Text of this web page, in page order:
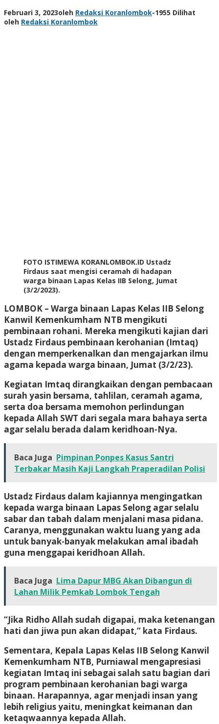
Februari 3, 2023oleh Redaksi Koranlombok-1955 Dilihat
oleh Redaksi Koranlombok
FOTO ISTIMEWA KORANLOMBOK.ID Ustadz
Firdaus saat mengisi ceramah di hadapan
warga binaan Lapas Kelas IIB Selong, Jumat
(3/2/2023).
LOMBOK – Warga binaan Lapas Kelas IIB Selong
Kanwil Kemenkumham NTB mengikuti
pembinaan rohani. Mereka mengikuti kajian dari
Ustadz Firdaus pembinaan kerohanian (Imtaq)
dengan memperkenalkan dan mengajarkan ilmu
agama kepada warga binaan, Jumat (3/2/23).
Kegiatan Imtaq dirangkaikan dengan pembacaan
surah yasin bersama, tahlilan, ceramah agama,
serta doa bersama memohon perlindungan
kepada Allah SWT dari segala mara bahaya serta
agar selalu berada dalam keridhoan-Nya.
Baca Juga Pimpinan Ponpes Kasus Santri
Terbakar Masih Kaji Langkah Praperadilan Polisi
Ustadz Firdaus dalam kajiannya mengingatkan
kepada warga binaan Lapas Selong agar selalu
sabar dan tabah dalam menjalani masa pidana.
Caranya, menggunakan waktu luang yang ada
untuk banyak-banyak melakukan amal ibadah
guna menggapai keridhoan Allah.
Baca Juga Lima Dapur MBG Akan Dibangun di
Lahan Milik Pemkab Lombok Tengah
“Jika Ridho Allah sudah digapai, maka ketenangan
hati dan jiwa pun akan didapat,” kata Firdaus.
Sementara, Kepala Lapas Kelas IIB Selong Kanwil
Kemenkumham NTB, Purniawal mengapresiasi
kegiatan Imtaq ini sebagai salah satu bagian dari
program pembinaan kerohanian bagi warga
binaan. Harapannya, agar menjadi insan yang
lebih religius yaitu, meningkat keimanan dan
ketaqwaannya kepada Allah.